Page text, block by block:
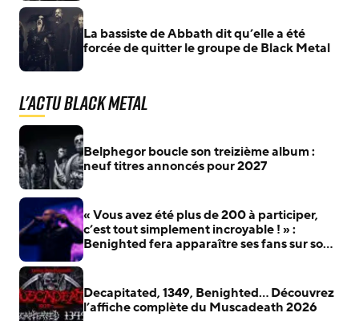
La bassiste de Abbath dit qu’elle a été
forcée de quitter le groupe de Black Metal
L'actu Black Metal
Belphegor boucle son treizième album :
neuf titres annoncés pour 2027
« Vous avez été plus de 200 à participer,
c’est tout simplement incroyable ! » :
Benighted fera apparaître ses fans sur son
Decapitated, 1349, Benighted… Découvrez
l’affiche complète du Muscadeath 2026